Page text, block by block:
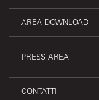
AREA DOWNLOAD
PRESS AREA
CONTATTI